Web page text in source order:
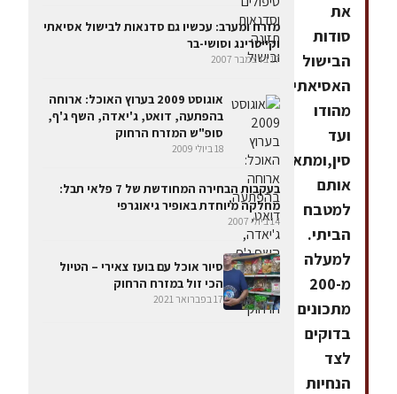
את
סודות
הבישול
האסיאתי
מהודו
ועד
סין,ומתאים
אותם
למטבח
הביתי.
למעלה
מ-200
מתכונים
בדוקים
לצד
הנחיות
מזרח ומערב: עכשיו גם סדנאות לבישול אסיאתי
וקייטרינג וסושי-בר
17 בדצמבר 2007
אוגוסט 2009 בערוץ האוכל: ארוחה
בהפתעה, דואט, ג'יאדה, השף ג'ף,
סופ"ש המזרח הרחוק
18 ביולי 2009
בעקבות הבחירה המחודשת של 7 פלאי תבל:
מחלקה מיוחדת באופיר גיאוגרפי
14 ביולי 2007
סיור אוכל עם בועז צאירי – הטיול
הכי זול במזרח הרחוק
17 בפברואר 2021